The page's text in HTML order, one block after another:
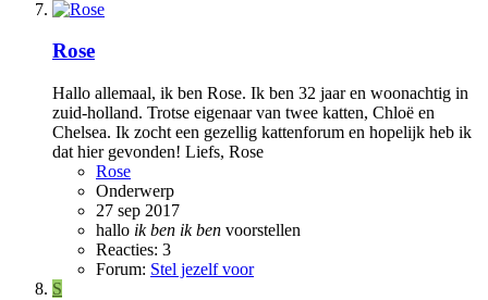
Rose
Hallo allemaal, ik ben Rose. Ik ben 32 jaar en woonachtig in
zuid-holland. Trotse eigenaar van twee katten, Chloë en
Chelsea. Ik zocht een gezellig kattenforum en hopelijk heb ik
dat hier gevonden! Liefs, Rose
Rose
Onderwerp
27 sep 2017
hallo ik ben ik ben voorstellen
Reacties: 3
Forum: Stel jezelf voor
S